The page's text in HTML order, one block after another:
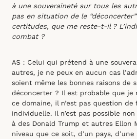
à une souveraineté sur tous les
pas en situation de le
certitudes, que me reste-t-il ?
combat ?
AS : Celui qui prétend à une
autres, je ne peux en aucun cas
soient même les bonnes raisons de
déconcerter ? Il est probable que je
ce domaine, il n’est pas question
individuelle. Il n’est pas possible
à des Donald Trump et autres Ellon
niveau que ce soit, d’un pays,